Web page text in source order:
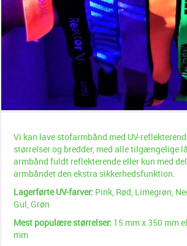
Vi kan lave stofarmbånd med UV-
størrelser og bredder, med alle tilgængelige
armbånd fuldt reflekterende eller kun med
armbåndet den ekstra sikkerhedsfunktion.
Lagerførte UV-farver: Pink, Rød, Limegrøn,
Gul, Grøn
Mest populære størrelser: 15 mm x 350 mm
mm